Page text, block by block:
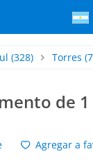
(328) Torres
de
Agregar a